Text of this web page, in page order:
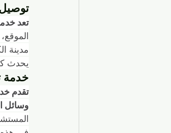
تعد
مدينة
يحدث
خدمة
تقدم
وسائل